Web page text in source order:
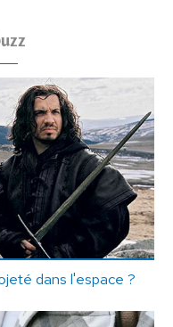
dans l'espace ?